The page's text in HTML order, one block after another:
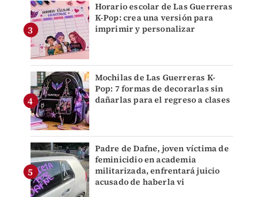
Horario escolar de Las Guerreras
K-Pop: crea una versión para
imprimir y personalizar
Mochilas de Las Guerreras K-
Pop: 7 formas de decorarlas sin
dañarlas para el regreso a clases
Padre de Dafne, joven víctima de
feminicidio en academia
militarizada, enfrentará juicio
acusado de haberla vi